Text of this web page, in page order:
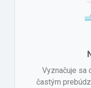
Vyznačuje sa
častým